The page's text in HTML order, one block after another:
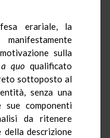
erariale, la
sulla
a quo qualificato
sottoposto al
senza una
componenti
da ritenere
descrizione